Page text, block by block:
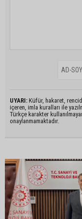
UYARI: Küfür, hakaret,
içeren, imla kuralları ile
Türkçe karakter
onaylanmamaktadır.